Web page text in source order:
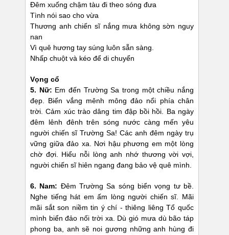
Đêm xuống chậm tàu đi theo sóng đưa
Tình nói sao cho vừa
Thương anh chiến sĩ nắng mưa không sờn nguy
nan
Vì quê hương tay súng luôn sẵn sàng.
Nhấp chuột và kéo để di chuyển
Vọng cổ
5. Nữ: Em đến Trường Sa trong một chiều nắng
đẹp. Biển vắng mênh mông đảo nổi phía chân
trời. Cảm xúc trào dâng tim đập bồi hồi. Ba ngày
đêm lênh đênh trên sóng nước càng mến yêu
người chiến sĩ Trường Sa! Các anh đêm ngày trụ
vững giữa đảo xa. Nơi hậu phương em một lòng
chờ đợi. Hiểu nỗi lòng anh nhớ thương vời vợi,
người chiến sĩ hiên ngang đang bảo vệ quê mình.
6. Nam: Đêm Trường Sa sóng biển vọng tư bề.
Nghe tiếng hát em ấm lòng người chiến sĩ. Mãi
mãi sắt son niềm tin ý chí - thiêng liêng Tổ quốc
mình biển đảo nối trời xa. Dù gió mưa dù bão táp
phong ba, anh sẽ noi gương những anh hùng đi